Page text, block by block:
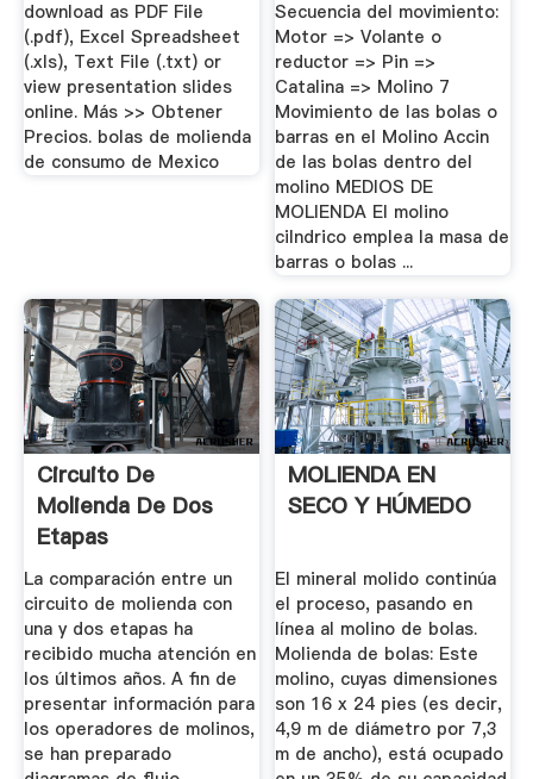
download as PDF File
(.pdf), Excel Spreadsheet
(.xls), Text File (.txt) or
view presentation slides
online. Más >> Obtener
Precios. bolas de molienda
de consumo de Mexico
Secuencia del movimiento:
Motor => Volante o
reductor => Pin =>
Catalina => Molino 7
Movimiento de las bolas o
barras en el Molino Accin
de las bolas dentro del
molino MEDIOS DE
MOLIENDA El molino
cilndrico emplea la masa de
barras o bolas ...
Circuito De
Molienda De Dos
Etapas
La comparación entre un
circuito de molienda con
una y dos etapas ha
recibido mucha atención en
los últimos años. A fin de
presentar información para
los operadores de molinos,
se han preparado
MOLIENDA EN
SECO Y HÚMEDO
El mineral molido continúa
el proceso, pasando en
línea al molino de bolas.
Molienda de bolas: Este
molino, cuyas dimensiones
son 16 x 24 pies (es decir,
4,9 m de diámetro por 7,3
m de ancho), está ocupado